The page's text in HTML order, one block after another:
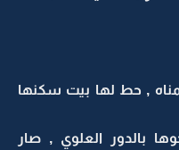
, حط لها بيت سكنها
بالدور العلوي , صار